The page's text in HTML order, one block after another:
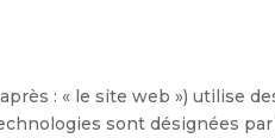
: « le site web ») utilise
sont désignées par